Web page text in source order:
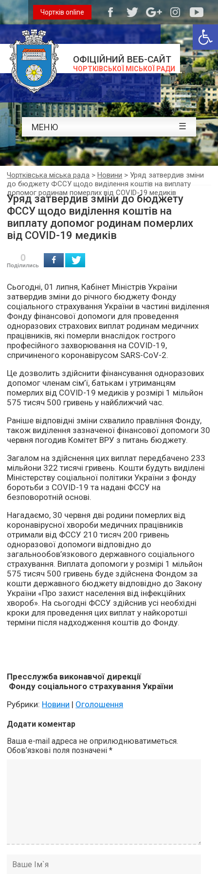
ОФІЦІЙНИЙ ВЕБ-САЙТ
ЧОРТКІВСЬКОЇ МІСЬКОЇ РАДИ
Чортків online
МЕНЮ ☰
Чортківська міська рада >Новини > Уряд затвердив зміни
до бюджету ФССУ щодо виділення коштів на виплату
допомог родинам померлих від COVID-19 медиків
Уряд затвердив зміни до бюджету
ФССУ щодо виділення коштів на
виплату допомог родинам померлих
від COVID-19 медиків
0
Поділились
Сьогодні, 01 липня, Кабінет Міністрів України
затвердив зміни до річного бюджету Фонду
соціального страхування України в частині виділення
Фонду фінансової допомоги для проведення
одноразових страхових виплат родинам медичних
працівників, які померли внаслідок гострого
професійного захворювання на COVID-19,
спричиненого коронавірусом SARS-CoV-2.
Це дозволить здійснити фінансування одноразових
допомог членам сім’ї, батькам і утриманцям
померлих від COVID-19 медиків у розмірі 1 мільйон
575 тисяч 500 гривень у найближчий час.
Раніше відповідні зміни схвалило правління Фонду,
також виділення зазначеної фінансової допомоги 30
червня погодив Комітет ВРУ з питань бюджету.
Загалом на здійснення цих виплат передбачено 233
мільйони 322 тисячі гривень. Кошти будуть виділені
Міністерству соціальної політики України з фонду
боротьби з COVID-19 та надані ФССУ на
безповоротній основі.
Нагадаємо, 30 червня дві родини померлих від
коронавірусної хвороби медичних працівників
отримали від ФССУ 210 тисяч 200 гривень
одноразової допомоги відповідно до
загальнообов’язкового державного соціального
страхування. Виплата допомоги у розмірі 1 мільйон
575 тисяч 500 гривень буде здійснена Фондом за
кошти державного бюджету відповідно до Закону
України «Про захист населення від інфекційних
хвороб». На сьогодні ФССУ здійснив усі необхідні
кроки для проведення цих виплат у найкоротші
терміни після надходження коштів до Фонду.
Пресслужба виконавчоїдирекції
Фонду соціального страхування України
Рубрики: Новини | Оголошення
Додати коментар
Ваша e-mail адреса не оприлюднюватиметься.
Обов’язкові поля позначені*